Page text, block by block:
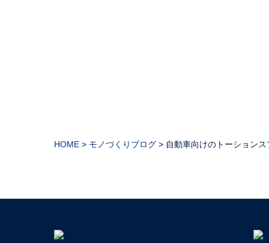
HOME > モノづくりブログ > 自動車向けのトーション